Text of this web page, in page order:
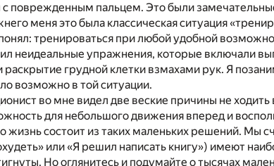
с поврежденным пальцем. Это были
меня это была классическая ситуация
тренироваться при любой удобной
неидеальные упражнения, которые включали
раскрытие грудной клетки взмахами рук. Я
возможно в той ситуации.
во мне видел две веские причины не
для небольшого движения вперед и
жизнь состоит из таких маленьких решений. Мы
или «Я решил написать книгу») имеют
Но оглянитесь и подумайте о тысячах